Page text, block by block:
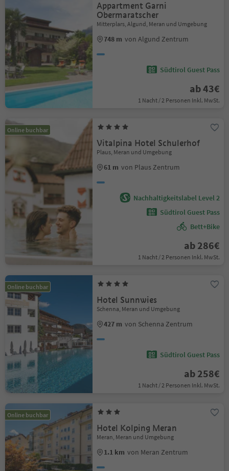
Appartment Garni
Obermaratscher
Mitterplars, Algund, Meran und Umgebung
748 m von Algund Zentrum
Südtirol Guest Pass
ab 43€
1 Nacht / 2 Personen Inkl. MwSt.
Online buchbar
Vitalpina Hotel Schulerhof
Plaus, Meran und Umgebung
61 m von Plaus Zentrum
Nachhaltigkeitslabel Level 2
Südtirol Guest Pass
Bett+Bike
ab 286€
1 Nacht / 2 Personen Inkl. MwSt.
Online buchbar
Hotel Sunnwies
Schenna, Meran und Umgebung
427 m von Schenna Zentrum
Südtirol Guest Pass
ab 258€
1 Nacht / 2 Personen Inkl. MwSt.
Online buchbar
Hotel Kolping Meran
Meran, Meran und Umgebung
1.1 km von Meran Zentrum